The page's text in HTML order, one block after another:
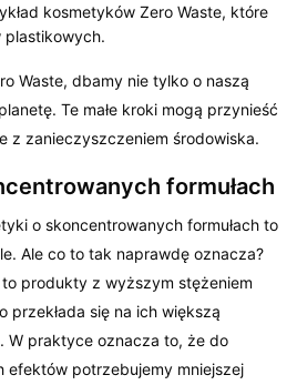
kosmetyków Zero Waste, które
plastikowych.
Waste, dbamy nie tylko o naszą
Te małe kroki mogą przynieść
z zanieczyszczeniem środowiska.
formułach
o skoncentrowanych formułach to
Ale co to tak naprawdę oznacza?
to produkty z wyższym stężeniem
przekłada się na ich większą
W praktyce oznacza to, że do
efektów potrzebujemy mniejszej